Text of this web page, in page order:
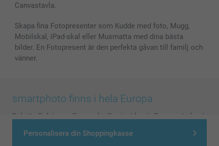
Personalisera din Shoppingkasse
Canvastavla.
Skapa fina Fotopresenter som Kudde med foto, Mugg,
Mobilskal, iPad-skal eller Musmatta med dina bästa
bilder. En Fotopresent är den perfekta gåvan till familj och
vänner.
smartphoto finns i hela Europa
België Belgique Danmark Deutschland France
Ireland
Nederland - Norge Österreich